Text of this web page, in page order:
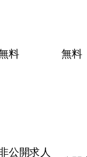
料
無料
公開求人